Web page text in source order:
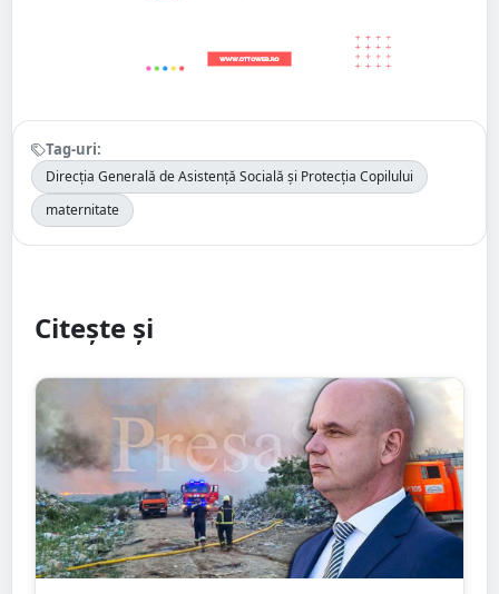
Tag-uri:
Direcția Generală de Asistență Socială și Protecția Copilului
maternitate
Citește și